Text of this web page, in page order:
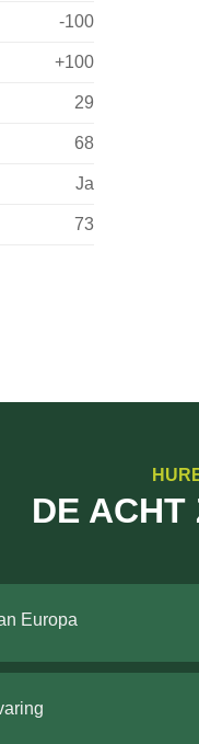
-100
+100
29
68
Ja
73
DE ACHT
Europa